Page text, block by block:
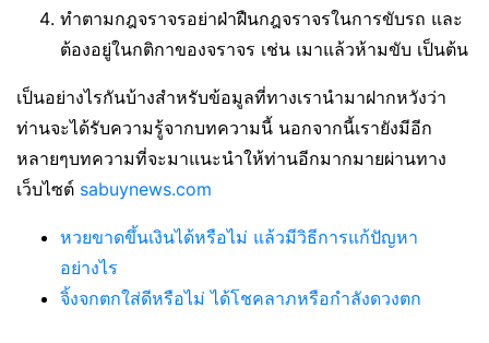
ทำตามกฎจราจรอย่าฝ่าฝืนกฎจราจรในการขับรถ และ
ต้องอยู่ในกติกาของจราจร เช่น เมาแล้วห้ามขับ เป็นต้น
เป็นอย่างไรกันบ้างสำหรับข้อมูลที่ทางเรานำมาฝากหวังว่า
ท่านจะได้รับความรู้จากบทความนี้ นอกจากนี้เรายังมีอีก
หลายๆบทความที่จะมาแนะนำให้ท่านอีกมากมายผ่านทาง
เว็บไซต์ sabuynews.com
หวยขาดขึ้นเงินได้หรือไม่ แล้วมีวิธีการแก้ปัญหา
อย่างไร
จิ้งจกตกใส่ดีหรือไม่ ได้โชคลาภหรือกำลังดวงตก